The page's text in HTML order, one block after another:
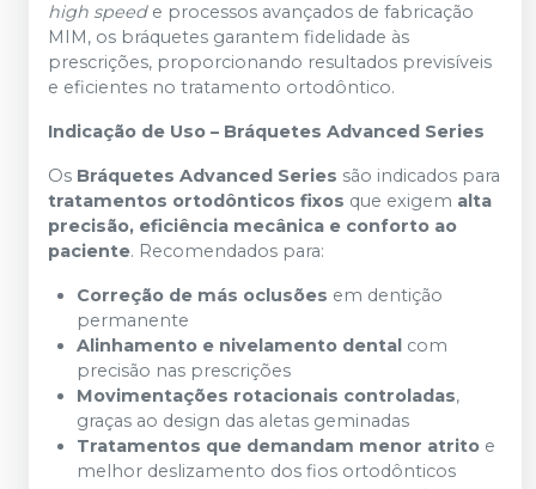
high speede processos avançados de fabricação
MIM, os bráquetes garantem fidelidade às
prescrições, proporcionando resultados previsíveis
e eficientes no tratamento ortodôntico.
Indicação de Uso – Bráquetes Advanced Series
Os Bráquetes Advanced Series são indicados para
tratamentos ortodônticos fixos que exigem alta
precisão, eficiência mecânica e conforto ao
paciente. Recomendados para:
Correção de más oclusões em dentição
permanente
Alinhamento e nivelamento dental com
precisão nas prescrições
Movimentações rotacionais controladas,
graças ao design das aletas geminadas
Tratamentos que demandam menor atrito e
melhor deslizamento dos fios ortodônticos